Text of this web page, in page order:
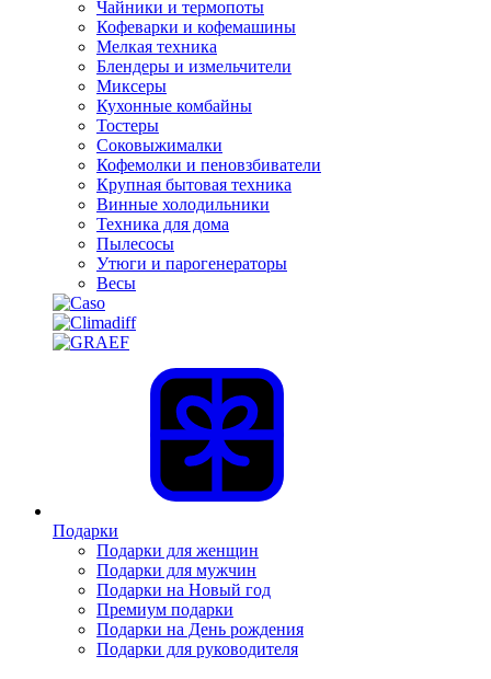
Чайники и термопоты
Кофеварки и кофемашины
Мелкая техника
Блендеры и измельчители
Миксеры
Кухонные комбайны
Тостеры
Соковыжималки
Кофемолки и пеновзбиватели
Крупная бытовая техника
Винные холодильники
Техника для дома
Пылесосы
Утюги и парогенераторы
Весы
Подарки
Подарки для женщин
Подарки для мужчин
Подарки на Новый год
Премиум подарки
Подарки на День рождения
Подарки для руководителя